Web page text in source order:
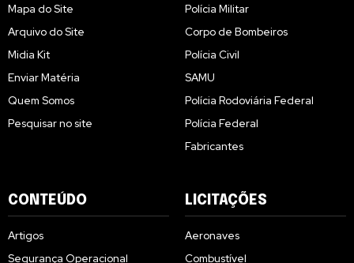
Mapa do Site
Arquivo do Site
Midia Kit
Enviar Matéria
Quem Somos
Pesquisar no site
Polícia Militar
Corpo de Bombeiros
Polícia Civil
SAMU
Polícia Rodoviária Federal
Polícia Federal
Fabricantes
CONTEÚDO
Artigos
Segurança Operacional
LICITAÇÕES
Aeronaves
Combustível